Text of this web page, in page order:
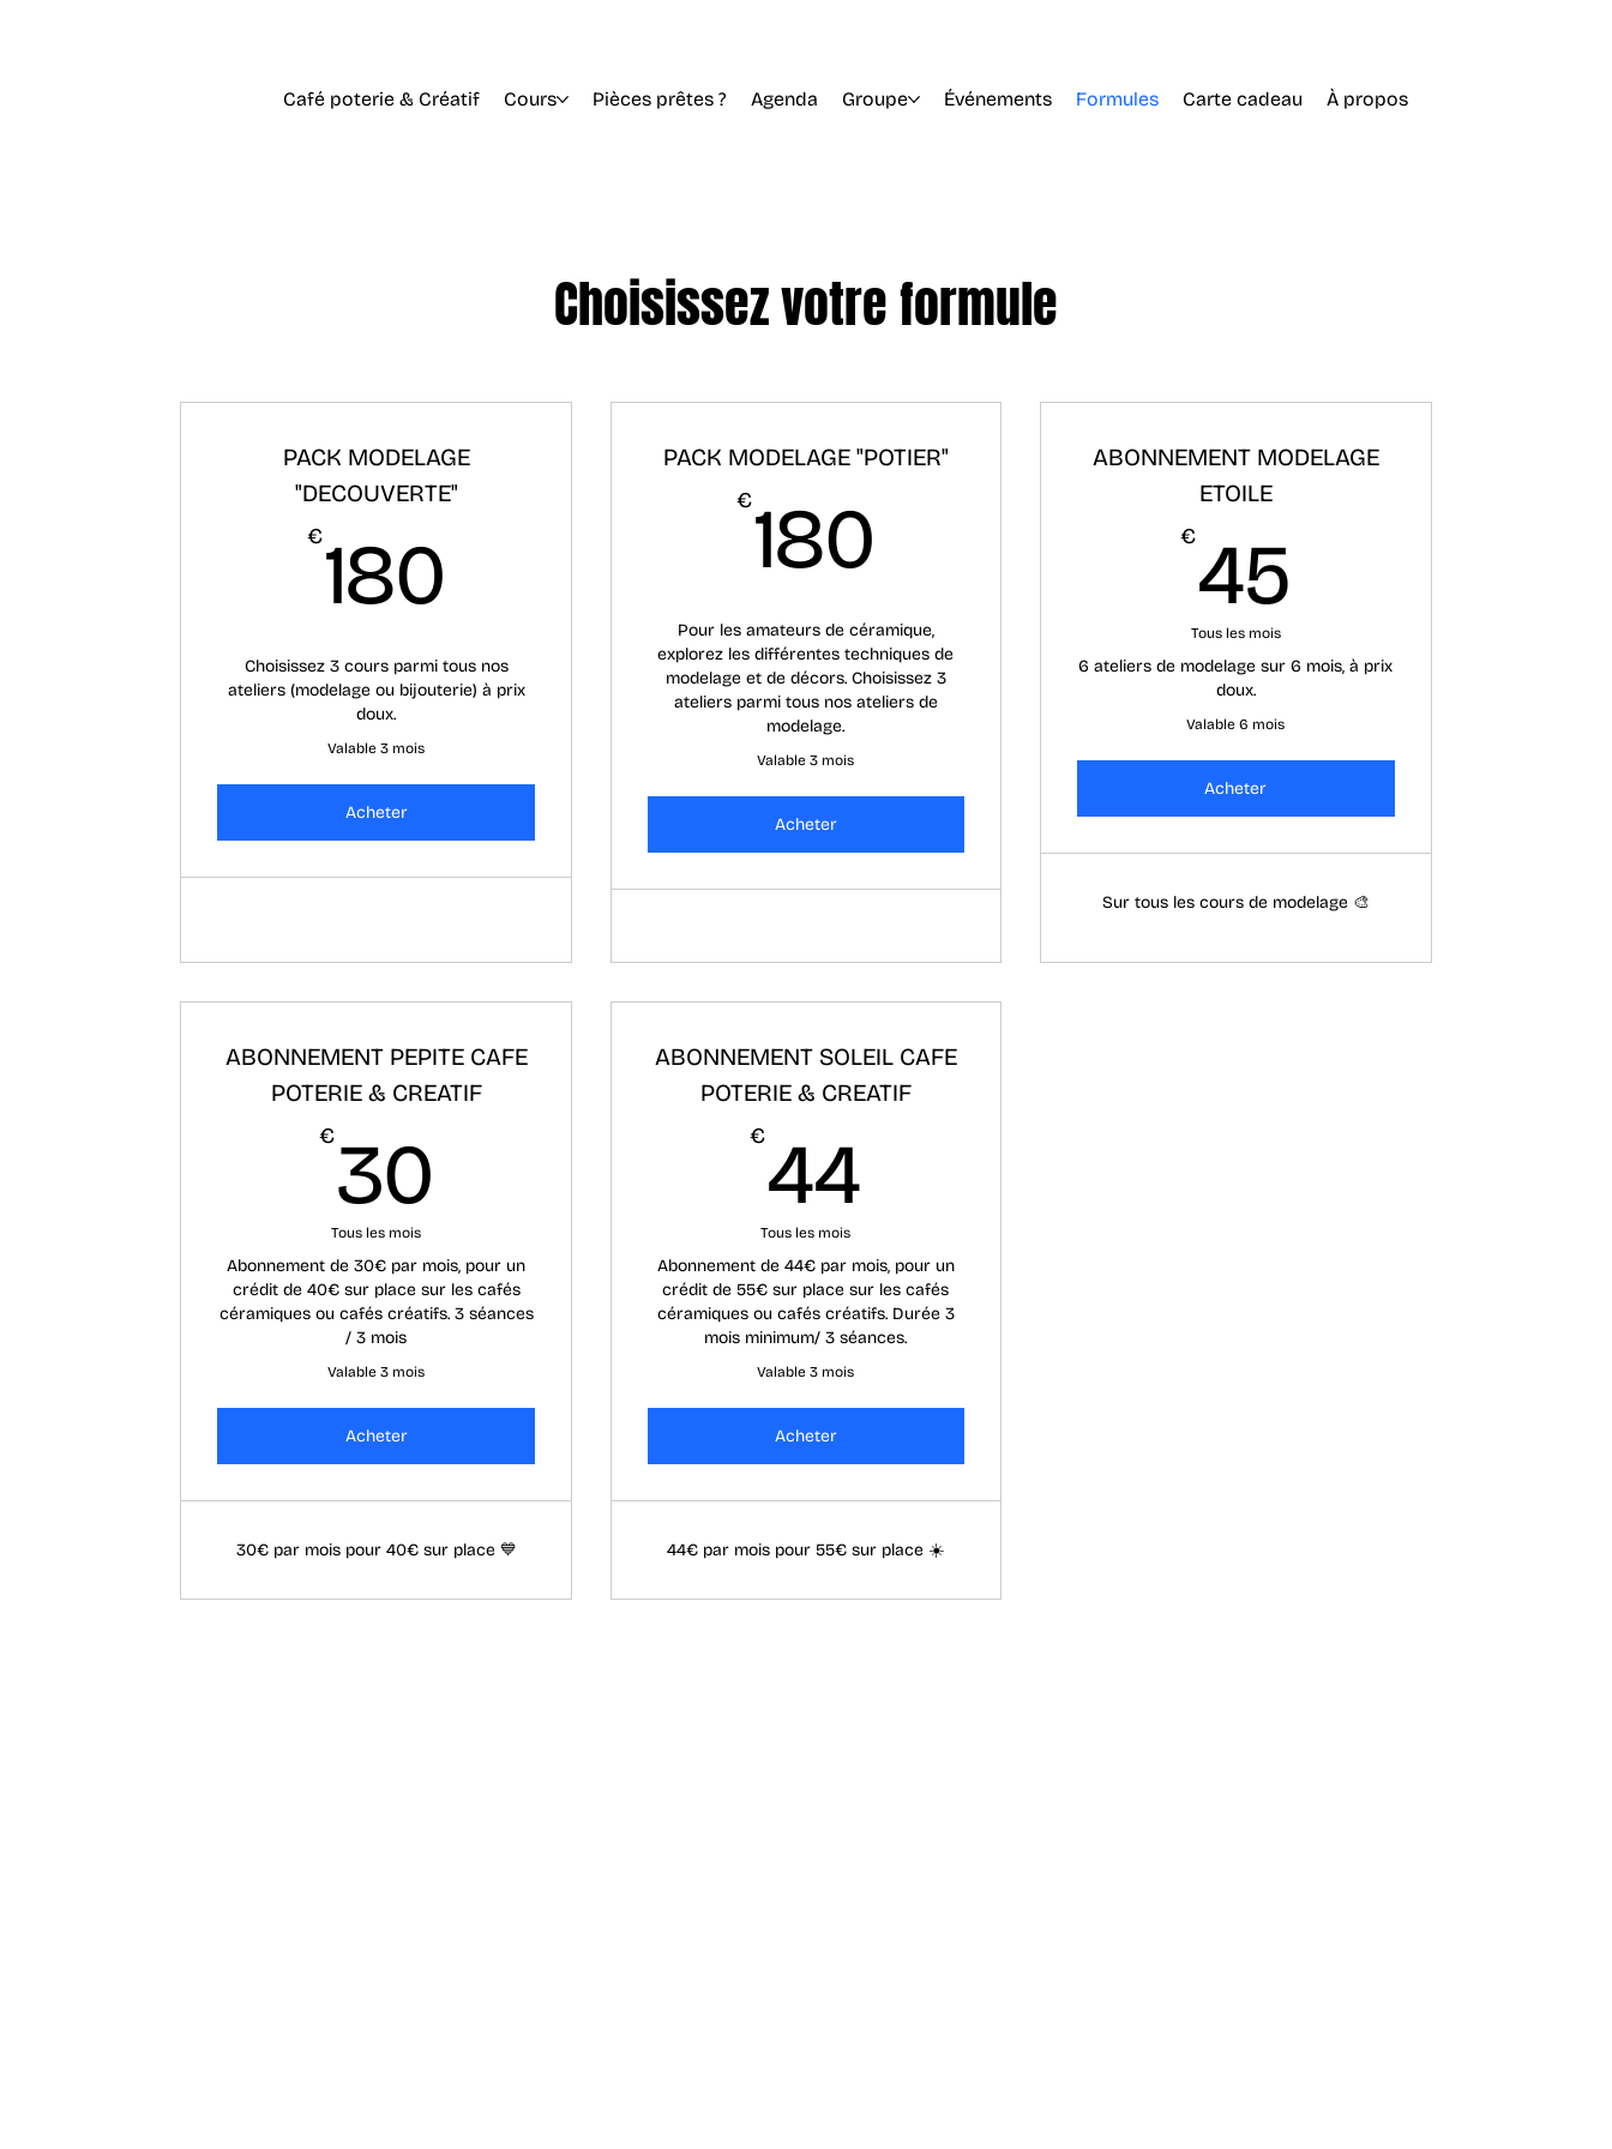
Café poterie & Créatif Cours Pièces prêtes ? Agenda Groupe Événements Formules Carte cadeau À propos
Choisissez votre formule
PACK MODELAGE
"DECOUVERTE"
€180
Choisissez 3 cours parmi tous nos
ateliers (modelage ou bijouterie) à prix
doux.
Valable 3 mois
Acheter
PACK MODELAGE "POTIER"
€180
Pour les amateurs de céramique,
explorez les différentes techniques de
modelage et de décors. Choisissez 3
ateliers parmi tous nos ateliers de
modelage.
Valable 3 mois
Acheter
ABONNEMENT MODELAGE
ETOILE
€45
Tous les mois
6 ateliers de modelage sur 6 mois, à prix
doux.
Valable 6 mois
Acheter
Sur tous les cours de modelage 🎨
ABONNEMENT PEPITE CAFE
POTERIE & CREATIF
€30
Tous les mois
Abonnement de 30€ par mois, pour un
crédit de 40€ sur place sur les cafés
céramiques ou cafés créatifs. 3 séances
/ 3 mois
Valable 3 mois
Acheter
30€ par mois pour 40€ sur place 💙
ABONNEMENT SOLEIL CAFE
POTERIE & CREATIF
€44
Tous les mois
Abonnement de 44€ par mois, pour un
crédit de 55€ sur place sur les cafés
céramiques ou cafés créatifs. Durée 3
mois minimum/ 3 séances.
Valable 3 mois
Acheter
44€ par mois pour 55€ sur place ☀️